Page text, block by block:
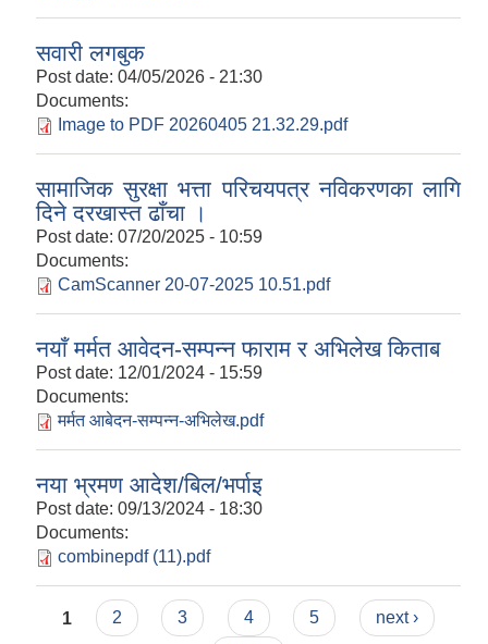
सवारी लगबुक
Post date: 04/05/2026 - 21:30
Documents:
Image to PDF 20260405 21.32.29.pdf
सामाजिक सुरक्षा भत्ता परिचयपत्र नविकरणका लागि
दिने दरखास्त ढाँचा ।
Post date: 07/20/2025 - 10:59
Documents:
CamScanner 20-07-2025 10.51.pdf
नयाँ मर्मत आवेदन-सम्पन्न फाराम र अभिलेख किताब
Post date: 12/01/2024 - 15:59
Documents:
मर्मत आबेदन-सम्पन्न-अभिलेख.pdf
नया भ्रमण आदेश/बिल/भर्पाइ
Post date: 09/13/2024 - 18:30
Documents:
combinepdf (11).pdf
Pages
1 2 3 4 5
next ›